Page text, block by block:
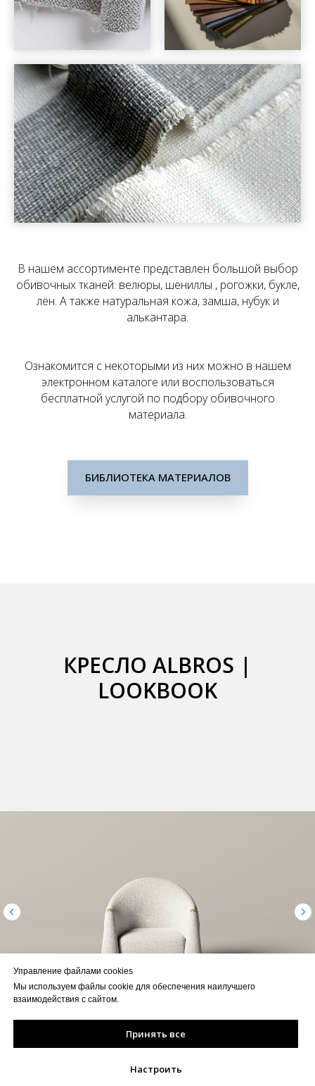
Управление файлами cookies
Мы используем файлы cookie для обеспечения наилучшего
взаимодействия с сайтом.
Принять все
Настроить
В нашем ассортименте представлен большой выбор
обивочных тканей: велюры, шениллы , рогожки, букле,
лён. А также натуральная кожа, замша, нубук и
алькантара.
Ознакомится с некоторыми из них можно в нашем
электронном каталоге или воспользоваться
бесплатной услугой по подбору обивочного
материала.
БИБЛИОТЕКА МАТЕРИАЛОВ
КРЕСЛО ALBROS |
LOOKBOOK